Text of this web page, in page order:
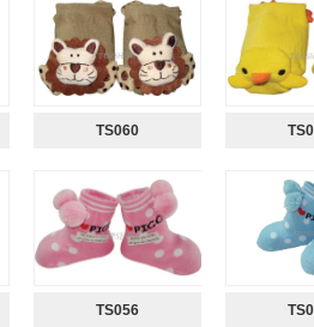
TS060
TS056